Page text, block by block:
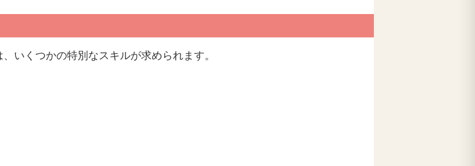
いくつかの特別なスキルが求められます。